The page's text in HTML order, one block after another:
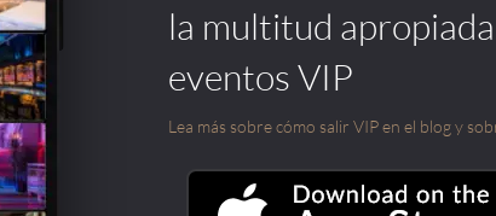
la multitud
eventos VIP
Lea más sobre cómo salir VIP en el blog y